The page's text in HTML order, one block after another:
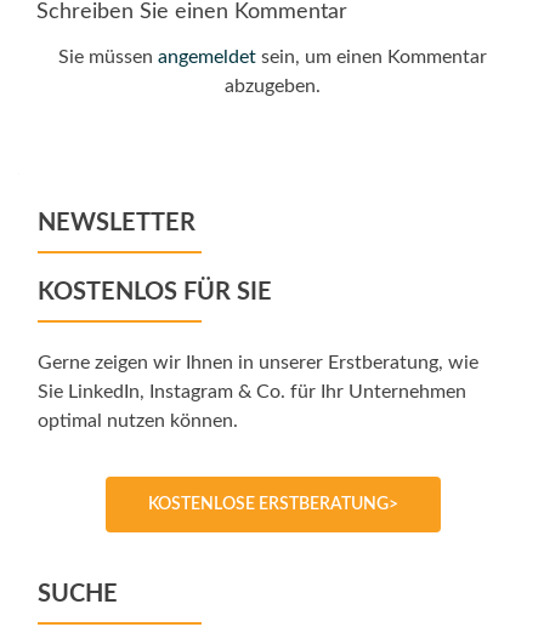
Schreiben Sie einen Kommentar
Sie müssen angemeldetsein, um einen Kommentar
abzugeben.
NEWSLETTER
KOSTENLOS FÜR SIE
Gerne zeigen wir Ihnen in unserer Erstberatung, wie
Sie LinkedIn, Instagram & Co. für Ihr Unternehmen
optimal nutzen können.
KOSTENLOSE ERSTBERATUNG>
SUCHE